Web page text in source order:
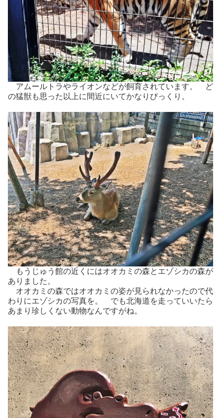
アムールトラやライオンなどが飼育されています。 ど
の猛獣も思った以上に間近にいてかなりびっくり。
もうじゅう館の近くにはオオカミの森とエゾシカの森が
ありました。
オオカミの森ではオオカミの姿が見られなかったので代
わりにエゾシカの写真を。 でも北海道を走っていいたら
あまり珍しくない動物なんですがね。